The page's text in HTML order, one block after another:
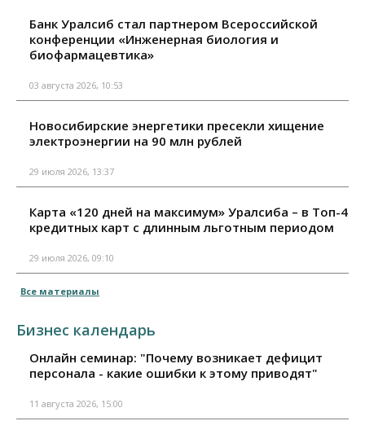
Банк Уралсиб стал партнером Всероссийской
конференции «Инженерная биология и
биофармацевтика»
03 августа 2026, 10:53
Новосибирские энергетики пресекли хищение
электроэнергии на 90 млн рублей
29 июля 2026, 13:37
Карта «120 дней на максимум» Уралсиба – в Топ-4
кредитных карт с длинным льготным периодом
29 июля 2026, 09:10
Все материалы
Бизнес календарь
Онлайн семинар: "Почему возникает дефицит
персонала - какие ошибки к этому приводят"
11 августа 2026, 15:00